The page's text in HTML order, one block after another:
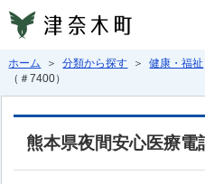
ホーム ＞分類から探す ＞健康・福祉
（＃7400）
熊本県夜間安心医療電